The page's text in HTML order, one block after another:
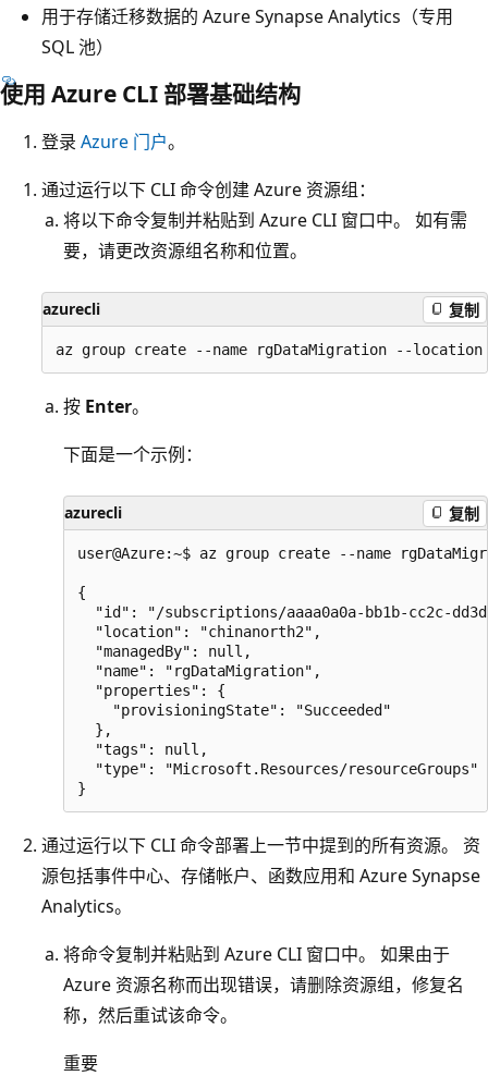
用于存储迁移数据的 Azure Synapse Analytics（专用
SQL 池）
使用 Azure CLI 部署基础结构
登录 Azure 门户。
通过运行以下 CLI 命令创建 Azure 资源组：
将以下命令复制并粘贴到 Azure CLI 窗口中。 如有需
要，请更改资源组名称和位置。
azurecli 复制
按 Enter。
下面是一个示例：
azurecli 复制
user@Azure:~$ az group create --name
{
"id": "/subscriptions/aaaa0a0a-bb1b-cc2c-
  "location": "chinanorth2",
  "managedBy": null,
  "name": "rgDataMigration",
  "properties": {
    "provisioningState": "Succeeded"
  },
  "tags": null,
  "type": "Microsoft.Resources/resourceGroups"
通过运行以下 CLI 命令部署上一节中提到的所有资源。 资
源包括事件中心、存储帐户、函数应用和 Azure Synapse
Analytics。
将命令复制并粘贴到 Azure CLI 窗口中。 如果由于
Azure 资源名称而出现错误，请删除资源组，修复名
称，然后重试该命令。
重要